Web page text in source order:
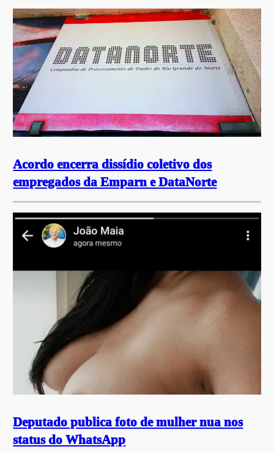
Acordo encerra dissídio coletivo dos
empregados da Emparn e DataNorte
Deputado publica foto de mulher nua nos
status do WhatsApp